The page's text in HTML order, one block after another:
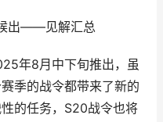
出——见解汇总
年8月中下旬推出，虽
季的战令都带来了新的
的任务，S20战令也将